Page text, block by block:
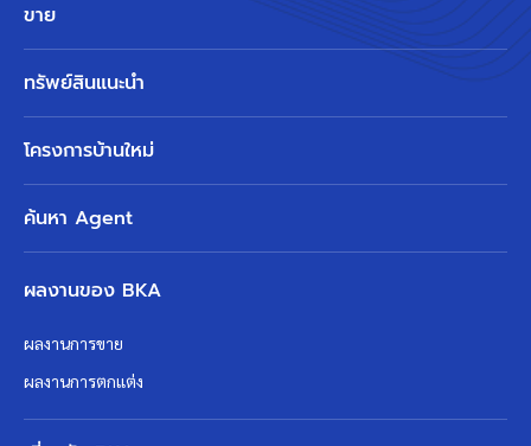
ขาย
ทรัพย์สินแนะนำ
โครงการบ้านใหม่
ค้นหา Agent
ผลงานของ BKA
ผลงานการขาย
ผลงานการตกแต่ง